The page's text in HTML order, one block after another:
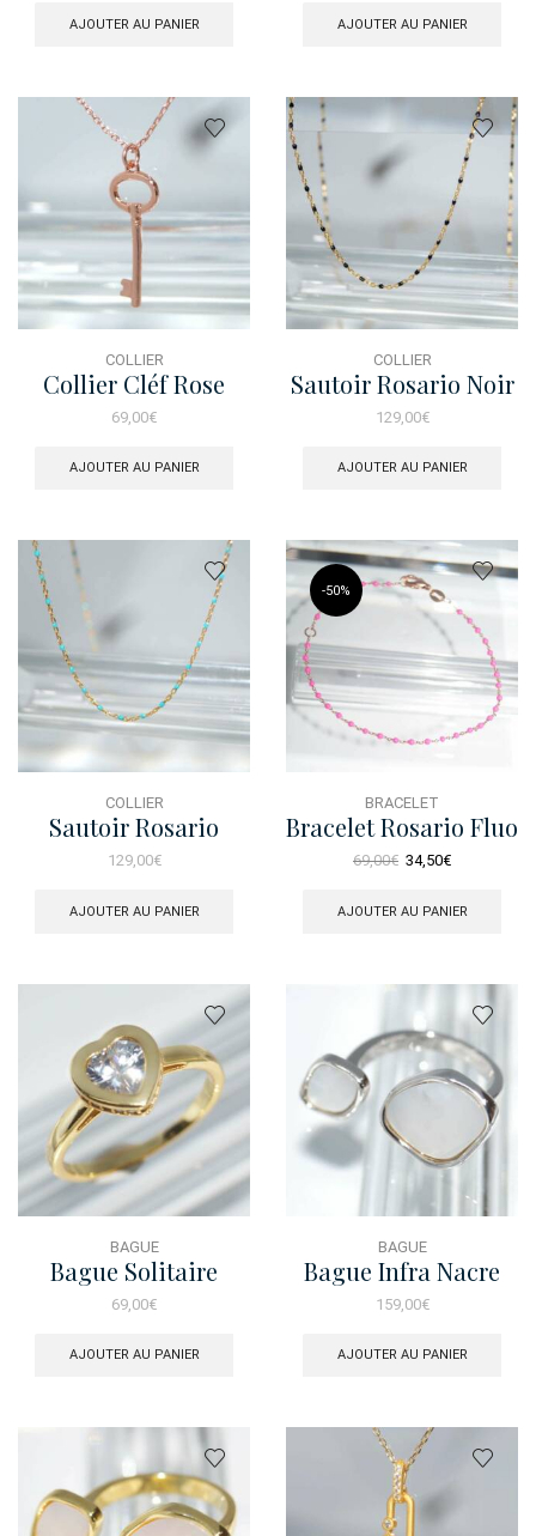
AJOUTER AU PANIER AJOUTER AU PANIER
COLLIER
Collier Cléf Rose
69,00€
AJOUTER AU PANIER
COLLIER
Sautoir Rosario Noir
Dore
129,00€
AJOUTER AU PANIER
COLLIER
Sautoir Rosario
Turquoise Dore
129,00€
AJOUTER AU PANIER
-50%
BRACELET
Bracelet Rosario Fluo
Rose Rose
69,00€ Le
initial
34,50€Le
actuel
AJOUTER AU PANIER
BAGUE
Bague Solitaire
Coeur Alto Dore
69,00€
AJOUTER AU PANIER
BAGUE
Bague Infra Nacre
159,00€
AJOUTER AU PANIER